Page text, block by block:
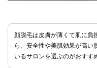
顔脱毛は皮膚が薄くて肌に負
ら、安全性や美肌効果が高い
いるサロンを選ぶのがおすす